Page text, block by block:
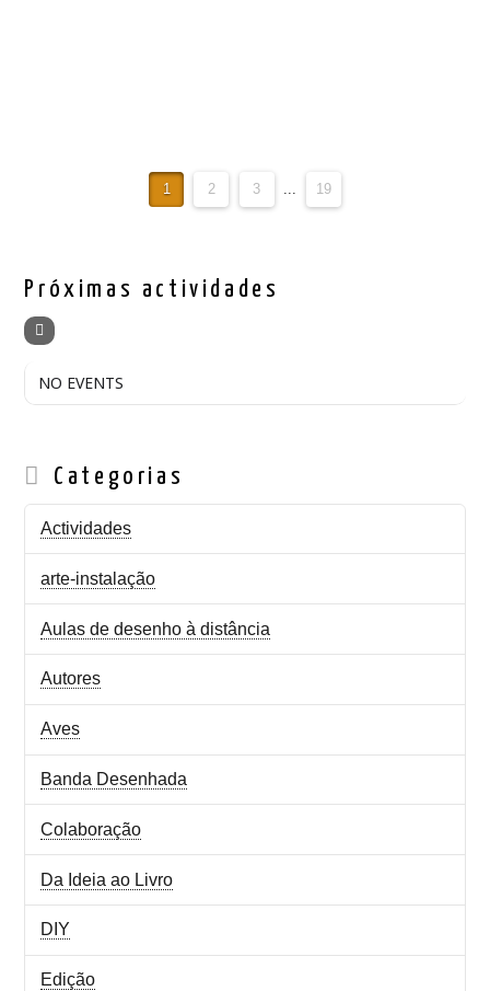
1 2 3 19
Próximas actividades
NO EVENTS
Categorias
Actividades
arte-instalação
Aulas de desenho à distância
Autores
Aves
Banda Desenhada
Colaboração
Da Ideia ao Livro
DIY
Edição